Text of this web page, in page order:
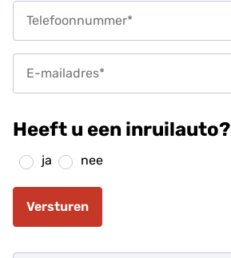
Heeft u een inruilauto?
ja nee
Versturen